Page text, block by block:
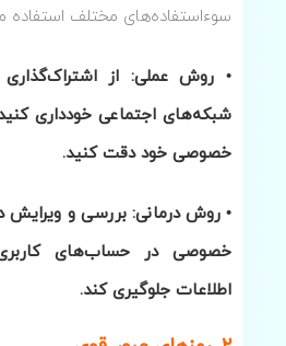
سوءاستفاده‌های مختلف استفاده
• روش عملی: از
شبکه‌های اجتماعی خودداری
خصوصی خود دقت کنید.
• روش درمانی: بررسی و ویرایش
خصوصی در حساب‌های
اطلاعات جلوگیری کند.